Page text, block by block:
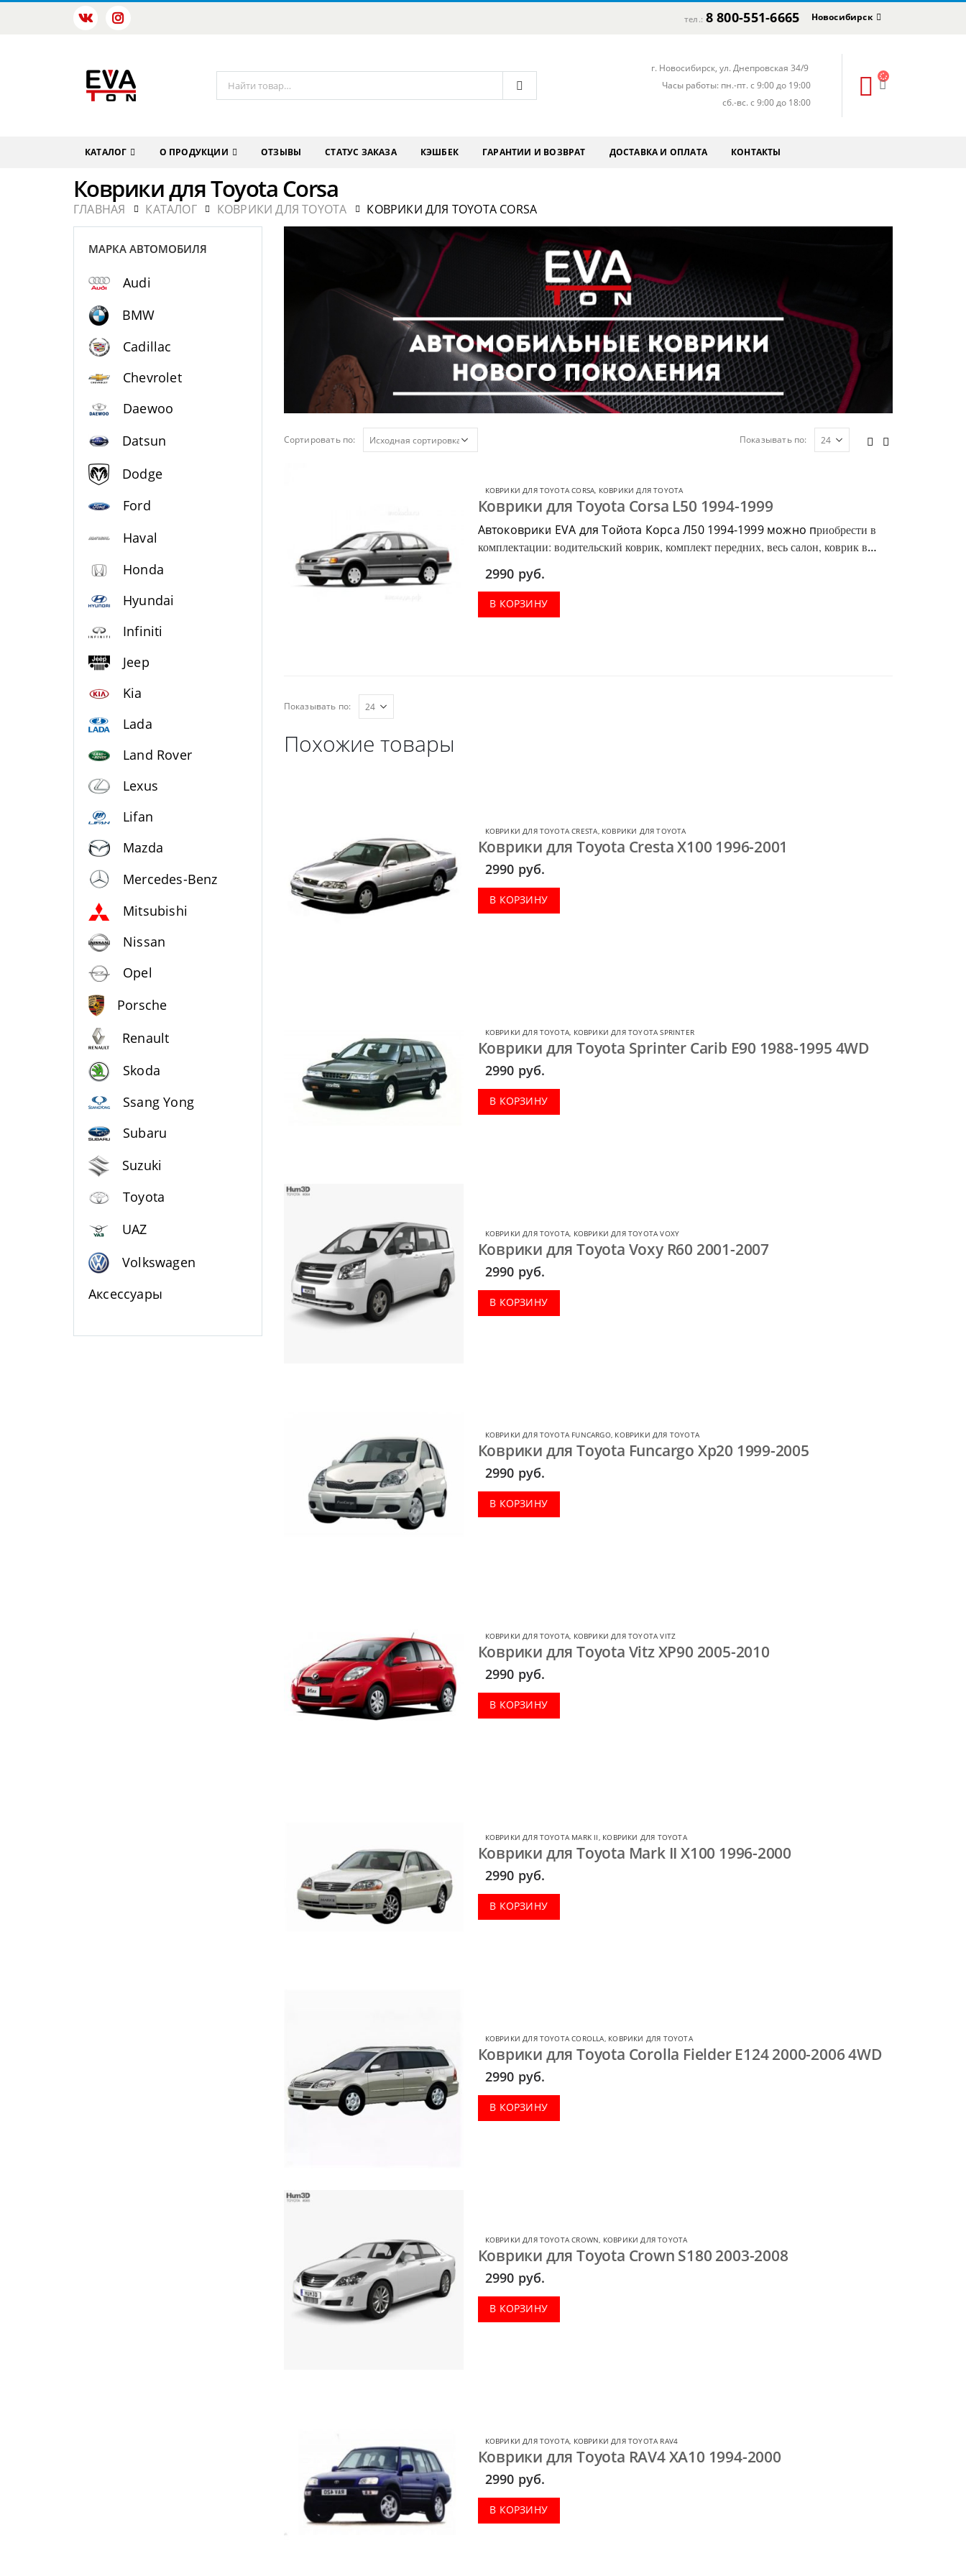
тел.: 8 800-551-6665 Новосибирск
г. Новосибирск, ул. Днепровская 34/9
Часы работы: пн.-пт. с 9:00 до 19:00
сб.-вс. с 9:00 до 18:00
КАТАЛОГ О ПРОДУКЦИИ ОТЗЫВЫ СТАТУС ЗАКАЗА КЭШБЕК ГАРАНТИИ И ВОЗВРАТ ДОСТАВКА И ОПЛАТА КОНТАКТЫ
Коврики для Toyota Corsa
ГЛАВНАЯ КАТАЛОГ КОВРИКИ ДЛЯ TOYOTA КОВРИКИ ДЛЯ TOYOTA CORSA
Сортировать по: Показывать по:
КОВРИКИ ДЛЯ TOYOTA CORSA, КОВРИКИ ДЛЯ TOYOTA
Коврики для Toyota Corsa L50 1994-1999
Автоковрики EVA для Тойота Корса Л50 1994-1999 можно приобрести в
комплектации: водительский коврик, комплект передних, весь салон, коврик в
2990 руб.
В КОРЗИНУ
Показывать по:
Похожие товары
КОВРИКИ ДЛЯ TOYOTA CRESTA, КОВРИКИ ДЛЯ TOYOTA
Коврики для Toyota Cresta X100 1996-2001
2990 руб.
В КОРЗИНУ
КОВРИКИ ДЛЯ TOYOTA, КОВРИКИ ДЛЯ TOYOTA SPRINTER
Коврики для Toyota Sprinter Carib E90 1988-1995 4WD
2990 руб.
В КОРЗИНУ
КОВРИКИ ДЛЯ TOYOTA, КОВРИКИ ДЛЯ TOYOTA VOXY
Коврики для Toyota Voxy R60 2001-2007
2990 руб.
В КОРЗИНУ
КОВРИКИ ДЛЯ TOYOTA FUNCARGO, КОВРИКИ ДЛЯ TOYOTA
Коврики для Toyota Funcargo Xp20 1999-2005
2990 руб.
В КОРЗИНУ
КОВРИКИ ДЛЯ TOYOTA, КОВРИКИ ДЛЯ TOYOTA VITZ
Коврики для Toyota Vitz XP90 2005-2010
2990 руб.
В КОРЗИНУ
КОВРИКИ ДЛЯ TOYOTA MARK II, КОВРИКИ ДЛЯ TOYOTA
Коврики для Toyota Mark II X100 1996-2000
2990 руб.
В КОРЗИНУ
КОВРИКИ ДЛЯ TOYOTA COROLLA, КОВРИКИ ДЛЯ TOYOTA
Коврики для Toyota Corolla Fielder E124 2000-2006 4WD
2990 руб.
В КОРЗИНУ
КОВРИКИ ДЛЯ TOYOTA CROWN, КОВРИКИ ДЛЯ TOYOTA
Коврики для Toyota Crown S180 2003-2008
2990 руб.
В КОРЗИНУ
КОВРИКИ ДЛЯ TOYOTA, КОВРИКИ ДЛЯ TOYOTA RAV4
Коврики для Toyota RAV4 XA10 1994-2000
2990 руб.
В КОРЗИНУ
МАРКА АВТОМОБИЛЯ
Audi
BMW
Cadillac
Chevrolet
Daewoo
Datsun
Dodge
Ford
Haval
Honda
Hyundai
Infiniti
Jeep
Kia
Lada
Land Rover
Lexus
Lifan
Mazda
Mercedes-Benz
Mitsubishi
Nissan
Opel
Porsche
Renault
Skoda
Ssang Yong
Subaru
Suzuki
Toyota
UAZ
Volkswagen
Аксессуары